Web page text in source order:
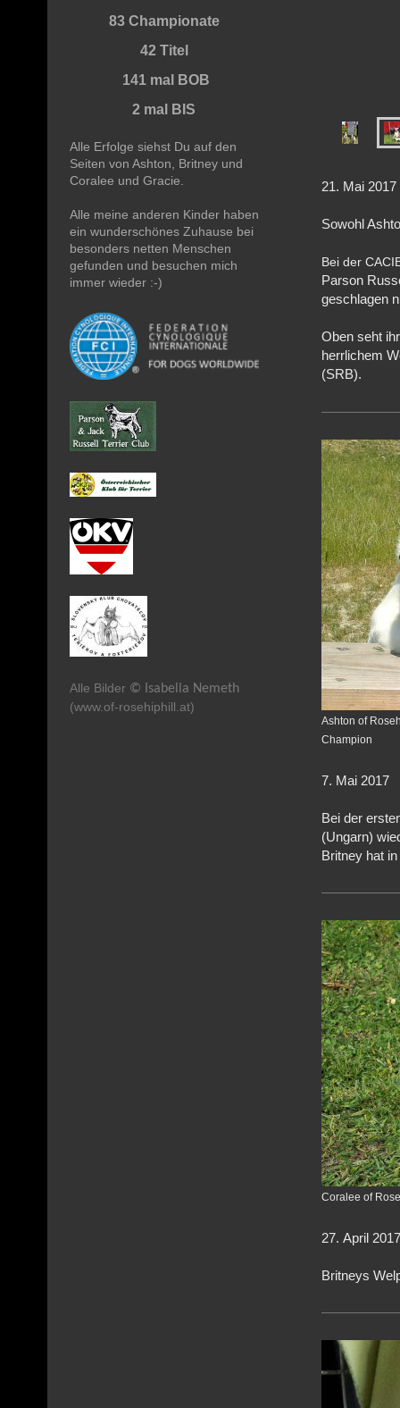
21. Mai
Sowohl
Bei der
Parson
geschlagen
Oben seht
herrlichem
(SRB).
Ashton of
Champion
7. Mai 2017
Bei der
(Ungarn)
Britney hat
Coralee of
27. April
Britneys
83 Championate
42 Titel
141 mal BOB
2 mal BIS
Alle Erfolge siehst Du auf den
Seiten von Ashton, Britney und
Coralee und Gracie.
Alle meine anderen Kinder haben
ein wunderschönes Zuhause bei
besonders netten Menschen
gefunden und besuchen mich
immer wieder :-)
Alle Bilder © Isabella Nemeth
(www.of-rosehiphill.at)